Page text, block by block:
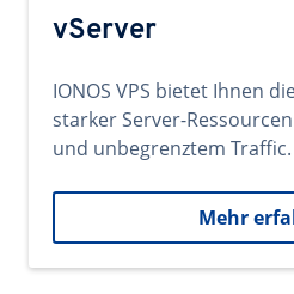
vServer
IONOS VPS bietet Ihnen
starker Server-
und unbegrenztem Traffic.
Mehr